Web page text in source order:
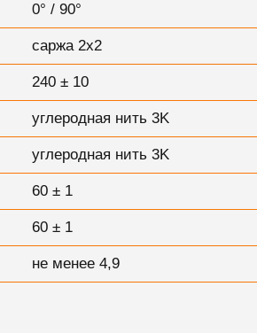
0° / 90°
саржа 2х2
240 ± 10
углеродная нить 3K
углеродная нить 3K
60 ± 1
60 ± 1
не менее 4,9